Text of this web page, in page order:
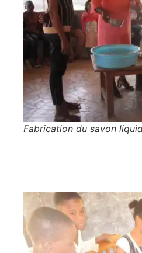
Fabrication du savon